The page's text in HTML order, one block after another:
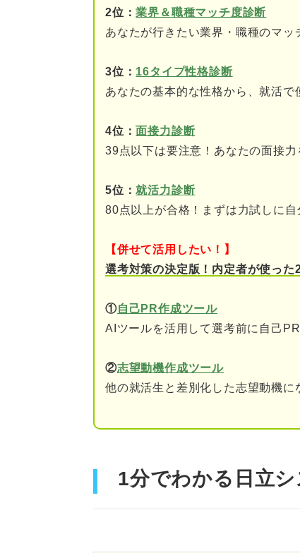
大手ならでは長所と短所の
2位：業界＆職種マッチ度診断
あなたが行きたい業界・職種のマッ
3位： 16タイプ性格診断
あなたの基本的な性格から、就活で
4位：面接力診断
39点以下は要注意！あなたの面接
5位：就活力診断
80点以上が合格！まずは力試しに
【併せて活用したい！】
選考対策の決定版！内定者が使った
①自己PR作成ツール
AIツールを活用して選考前に自己
②志望動機作成ツール
他の就活生と差別化した志望動機
1分でわかる日立